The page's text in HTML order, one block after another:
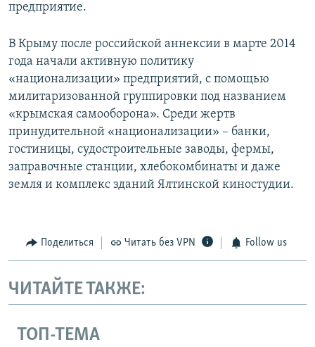
предприятие.
В Крыму после российской аннексии в марте 2014
года начали активную политику
«национализации» предприятий, с помощью
милитаризованной группировки под названием
«крымская самооборона». Среди жертв
принудительной «национализации» – банки,
гостиницы, судостроительные заводы, фермы,
заправочные станции, хлебокомбинаты и даже
земля и комплекс зданий Ялтинской киностудии.
Поделиться Читать без VPN Follow us
ЧИТАЙТЕ ТАКЖЕ:
ТОП-ТЕМА